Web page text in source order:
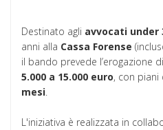
Destinato agli avvocati under
anni alla Cassa Forense
il bando prevede l’erogazione di
5.000 a 15.000 euro, con
mesi.
L'iniziativa è realizzata in